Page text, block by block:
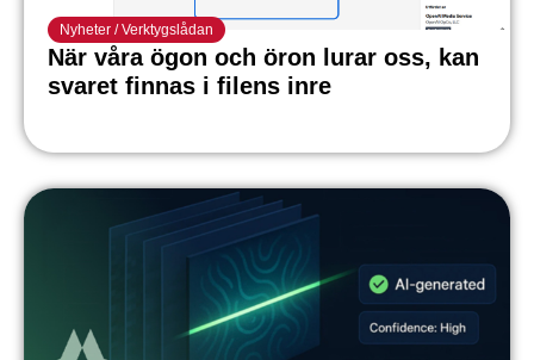
Nyheter /Verktygslådan
När våra ögon och öron lurar oss, kan
svaret finnas i filens inre